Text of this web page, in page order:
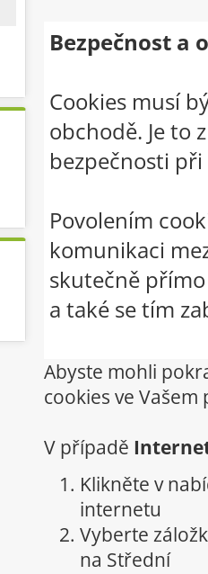
Bezpečnost a
Cookies musí
obchodě. Je to
bezpečnosti
Povolením
komunikaci
skutečně
a také se tím
Abyste mohli
cookies ve Vašem
V případě
Klikněte v
internetu
Vyberte
na Střední